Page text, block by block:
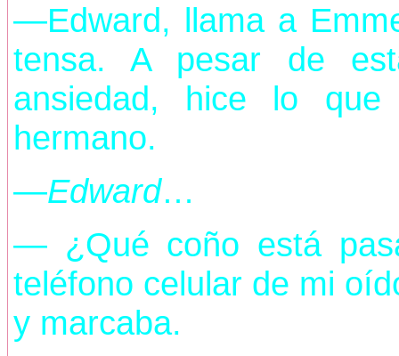
—Edward, llama a
tensa. A pesar de
ansiedad, hice lo
hermano.
—Edward…
— ¿Qué coño está
teléfono celular de mi
y marcaba.